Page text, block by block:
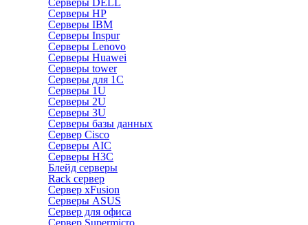
Серверы DELL
Серверы HP
Серверы IBM
Серверы Inspur
Серверы Lenovo
Серверы Huawei
Серверы tower
Серверы для 1C
Серверы 1U
Серверы 2U
Серверы 3U
Серверы базы данных
Сервер Cisco
Серверы AIC
Серверы H3C
Блейд серверы
Rack сервер
Сервер xFusion
Серверы ASUS
Сервер для офиса
Сервер Supermicro